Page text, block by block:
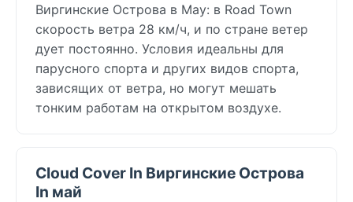
Виргинские Острова в May: в Road Town
скорость ветра 28 км/ч, и по стране ветер
дует постоянно. Условия идеальны для
парусного спорта и других видов спорта,
зависящих от ветра, но могут мешать
тонким работам на открытом воздухе.
Cloud Cover In Виргинские Острова
In май